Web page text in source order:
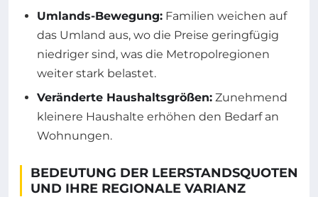
Umlands-Bewegung: Familien weichen auf
das Umland aus, wo die Preise geringfügig
niedriger sind, was die Metropolregionen
weiter stark belastet.
Veränderte Haushaltsgrößen: Zunehmend
kleinere Haushalte erhöhen den Bedarf an
Wohnungen.
BEDEUTUNG DER LEERSTANDSQUOTEN
UND IHRE REGIONALE VARIANZ